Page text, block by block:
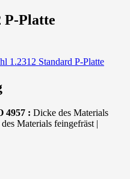
P-Platte
1.2312 Standard P-Platte
4957 : Dicke des Materials
Materials feingefräst |